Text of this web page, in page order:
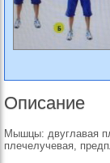
Описание
Мышцы: двуглавая
плечелучевая,